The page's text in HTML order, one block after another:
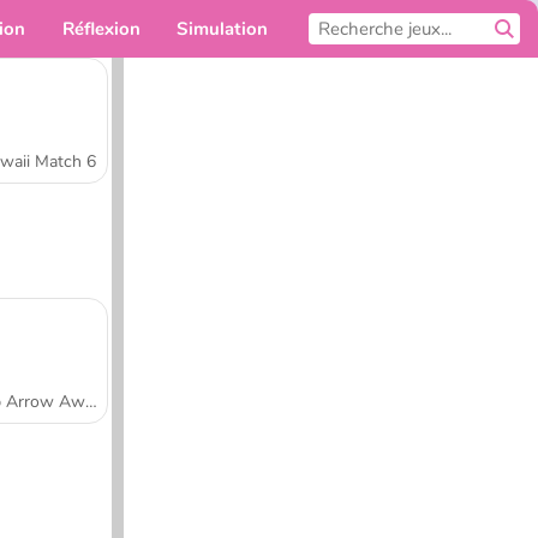
Réflexion Simulation
Match 6
Tap Arrow Away